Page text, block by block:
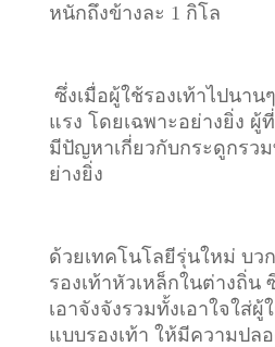
หนักถึงข้างละ 1 กิโล
ซึ่งเมื่อผู้ใช้รองเท้าไปนา
แรง โดยเฉพาะอย่างยิ่ง ผู้
มีปัญหาเกี่ยวกับกระดูกรว
ย่างยิ่ง
ด้วยเทคโนโลยีรุ่นใหม่ บว
รองเท้าหัวเหล็กในต่างถิ่น
เอาจังจังรวมทั้งเอาใจใส่ผู้
แบบรองเท้า ให้มีความปล